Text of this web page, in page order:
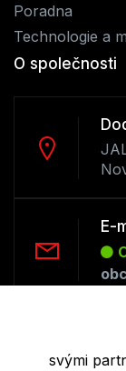
Poradna
Technologie a
O společnosti
E-
svými